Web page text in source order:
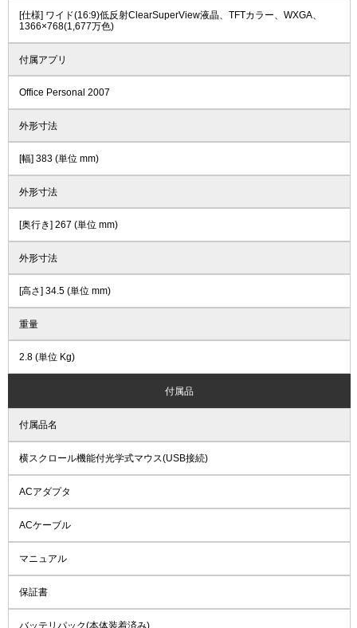
[仕様] ワイド(16:9)低反射ClearSuperView液晶、TFTカラー、WXGA、
1366×768(1,677万色)
付属アプリ
Office Personal 2007
外形寸法
[幅] 383 (単位 mm)
外形寸法
[奥行き] 267 (単位 mm)
外形寸法
[高さ] 34.5 (単位 mm)
重量
2.8 (単位 Kg)
付属品
付属品名
横スクロール機能付光学式マウス(USB接続)
ACアダプタ
ACケーブル
マニュアル
保証書
バッテリパック(本体装着済み)